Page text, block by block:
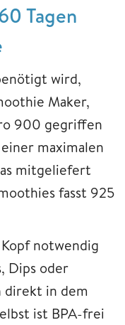
Tagen
wird,
Maker,
900 gegriffen
maximalen
mitgeliefert
fasst 925
notwendig
Dips oder
direkt in dem
ist BPA-frei